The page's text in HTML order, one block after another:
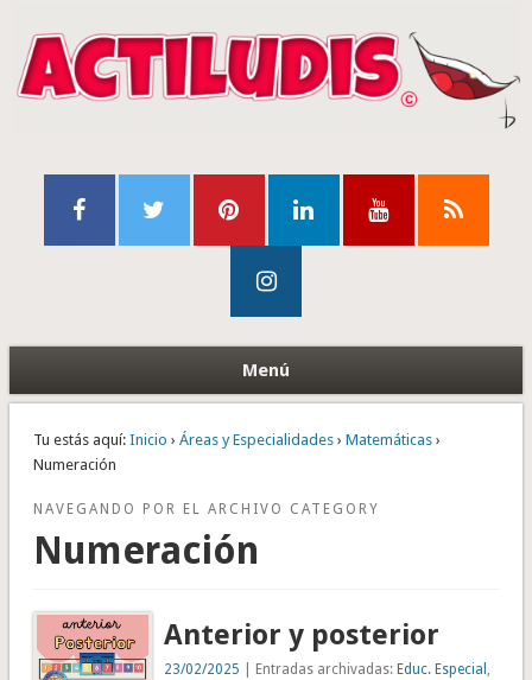
Menú
Tu estás aquí: Inicio › Áreas y Especialidades› Matemáticas›
Numeración
NAVEGANDO POR EL ARCHIVO CATEGORY
Numeración
Anterior y posterior
23/02/2025 | Entradas archivadas:Educ. Especial